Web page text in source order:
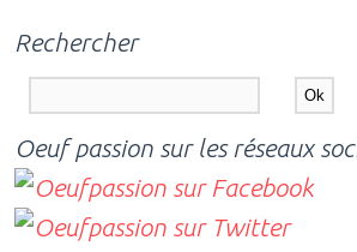
Rechercher
Oeuf passion sur les réseaux